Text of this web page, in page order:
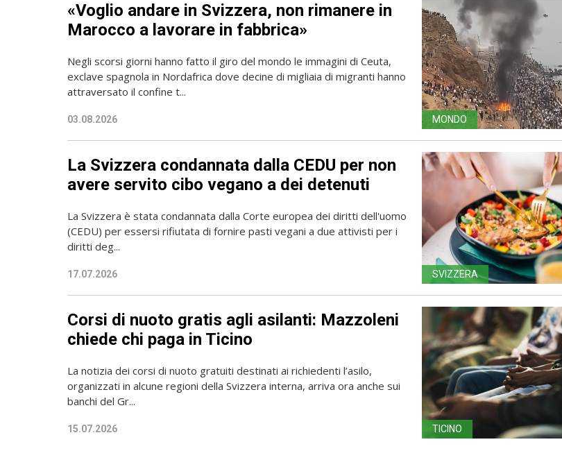
«Voglio andare in Svizzera, non rimanere in
Marocco a lavorare in fabbrica»
Negli scorsi giorni hanno fatto il giro del mondo le immagini di Ceuta,
exclave spagnola in Nordafrica dove decine di migliaia di migranti hanno
attraversato il confine t...
03.08.2026 MONDO
La Svizzera condannata dalla CEDU per non
avere servito cibo vegano a dei detenuti
La Svizzera è stata condannata dalla Corte europea dei diritti dell'uomo
(CEDU) per essersi rifiutata di fornire pasti vegani a due attivisti per i
diritti deg...
17.07.2026 SVIZZERA
Corsi di nuoto gratis agli asilanti: Mazzoleni
chiede chi paga in Ticino
La notizia dei corsi di nuoto gratuiti destinati ai richiedenti l’asilo,
organizzati in alcune regioni della Svizzera interna, arriva ora anche sui
banchi del Gr...
15.07.2026 TICINO